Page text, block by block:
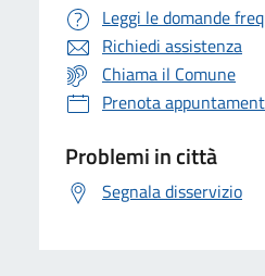
Leggi le domande
Richiedi assistenza
Chiama il Comune
Prenota
Problemi in città
Segnala disservizio